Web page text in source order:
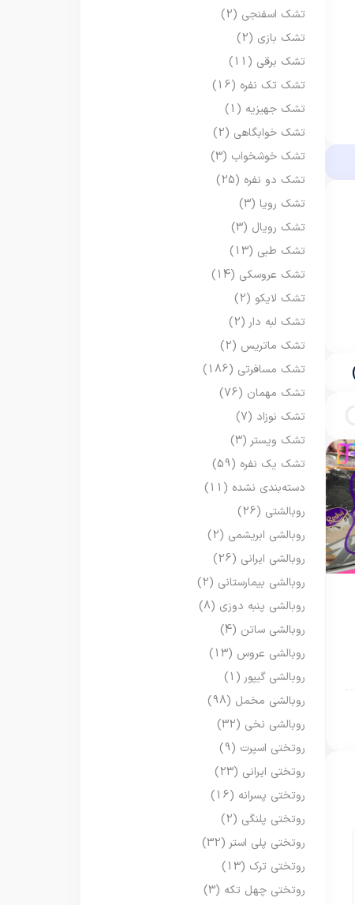
تشک اسفنجی (2)
تشک بازی (2)
تشک برقی (11)
تشک تک نفره (16)
تشک جهیزیه (1)
تشک خوابگاهی (2)
تشک خوشخواب (3)
تشک دو نفره (25)
تشک رویا (3)
تشک رویال (3)
تشک طبی (13)
تشک عروسکی (14)
تشک لایکو (2)
تشک لبه دار (2)
تشک ماتریس (2)
تشک مسافرتی (186)
تشک مهمان (76)
تشک نوزاد (7)
تشک ویستر (3)
تشک یک نفره (59)
دسته‌بندی نشده (11)
روبالشتی (26)
روبالشی ابریشمی (2)
روبالشی ایرانی (26)
روبالشی بیمارستانی (2)
روبالشی پنبه دوزی (8)
روبالشی ساتن (4)
روبالشی عروس (13)
روبالشی گیپور (1)
روبالشی مخمل (98)
روبالشی نخی (32)
روتختی اسپرت (9)
روتختی ایرانی (23)
روتختی پسرانه (16)
روتختی پلنگی (2)
روتختی پلی استر (32)
روتختی ترک (13)
روتختی چهل تکه (3)